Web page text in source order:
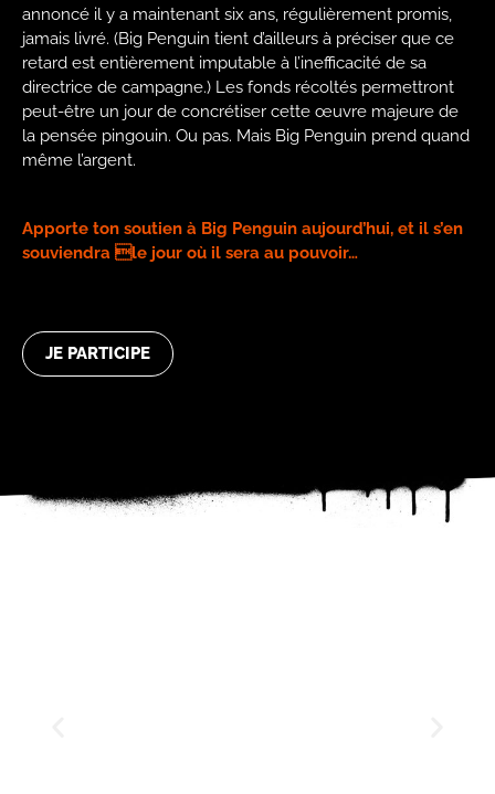
annoncé il y a maintenant six ans, régulièrement promis,
jamais livré. (Big Penguin tient d’ailleurs à préciser que ce
retard est entièrement imputable à l’inefficacité de sa
directrice de campagne.) Les fonds récoltés permettront
peut-être un jour de concrétiser cette œuvre majeure de
la pensée pingouin. Ou pas. Mais Big Penguin prend quand
même l’argent.
Apporte ton soutien à Big Penguin aujourd’hui, et il s’en
souviendra le jour où il sera au pouvoir…
JE PARTICIPE